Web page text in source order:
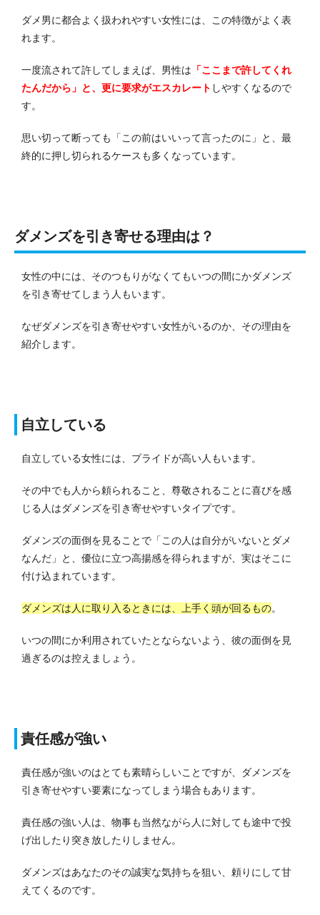
ダメ男に都合よく扱われやすい女性には、この特徴がよく表
れます。
一度流されて許してしまえば、男性は 「ここまで許してくれ
たんだから」と、更に要求がエスカレート しやすくなるので
す。
思い切って断っても「この前はいいって言ったのに」と、最
終的に押し切られるケースも多くなっています。
ダメンズを引き寄せる理由は？
女性の中には、そのつもりがなくてもいつの間にかダメンズ
を引き寄せてしまう人もいます。
なぜダメンズを引き寄せやすい女性がいるのか、その理由を
紹介します。
自立している
自立している女性には、プライドが高い人もいます。
その中でも人から頼られること、尊敬されることに喜びを感
じる人はダメンズを引き寄せやすいタイプです。
ダメンズの面倒を見ることで「この人は自分がいないとダメ
なんだ」と、優位に立つ高揚感を得られますが、実はそこに
付け込まれています。
ダメンズは人に取り入るときには、上手く頭が回るもの。
いつの間にか利用されていたとならないよう、彼の面倒を見
過ぎるのは控えましょう。
責任感が強い
責任感が強いのはとても素晴らしいことですが、ダメンズを
引き寄せやすい要素になってしまう場合もあります。
責任感の強い人は、物事も当然ながら人に対しても途中で投
げ出したり突き放したりしません。
ダメンズはあなたのその誠実な気持ちを狙い、頼りにして甘
えてくるのです。